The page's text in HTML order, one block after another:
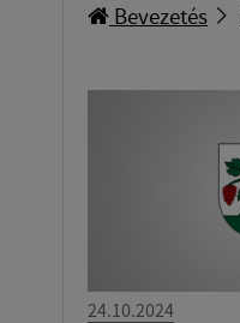
Bevezetés
24.10.2024